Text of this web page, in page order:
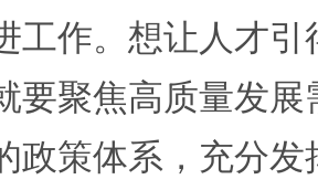
工作。想让人才
要聚焦高质量发
政策体系，充分